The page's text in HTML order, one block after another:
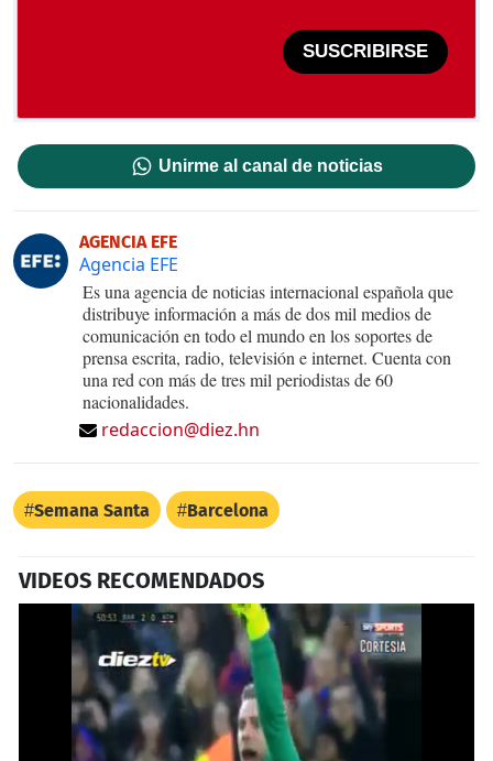
SUSCRIBIRSE
Unirme al canal de noticias
AGENCIA EFE
Agencia EFE
Es una agencia de noticias internacional española que
distribuye información a más de dos mil medios de
comunicación en todo el mundo en los soportes de
prensa escrita, radio, televisión e internet. Cuenta con
una red con más de tres mil periodistas de 60
nacionalidades.
redaccion@diez.hn
Semana Santa Barcelona
VIDEOS RECOMENDADOS